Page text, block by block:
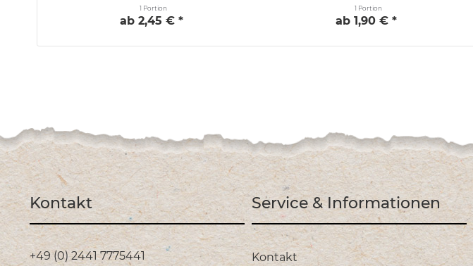
1 Portion
ab 2,45 € *
1 Portion
ab 1,90 € *
Kontakt
+49 (0) 2441 7775441
Service & Informationen
Kontakt